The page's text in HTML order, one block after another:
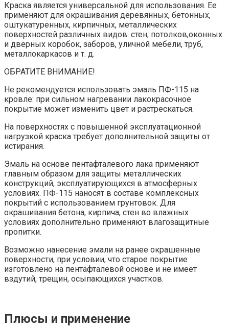
Краска является универсальной для использования. Ее
применяют для окрашивания деревянных, бетонных,
оштукатуренных, кирпичных, металлических
поверхностей различных видов: стен, потолков,оконных
и дверных коробок, заборов, уличной мебели, труб,
металлокаркасов и т. д.
ОБРАТИТЕ ВНИМАНИЕ!
Не рекомендуется использовать эмаль ПФ-115 на
кровле: при сильном нагревании лакокрасочное
покрытие может изменить цвет и растрескаться.
На поверхностях с повышенной эксплуатационной
нагрузкой краска требует дополнительной защиты от
истирания.
Эмаль на основе пентафталевого лака применяют
главным образом для защиты металлических
конструкций, эксплуатирующихся в атмосферных
условиях. ПФ-115 наносят в составе комплексных
покрытий с использованием грунтовок. Для
окрашивания бетона, кирпича, стен во влажных
условиях дополнительно применяют влагозащитные
пропитки.
Возможно нанесение эмали на ранее окрашенные
поверхности, при условии, что старое покрытие
изготовлено на пентафталевой основе и не имеет
вздутий, трещин, осыпающихся участков.
Плюсы и применение